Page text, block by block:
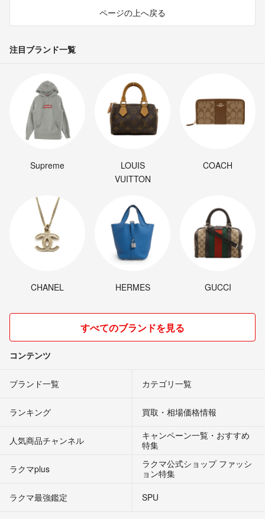
ページの上へ戻る
注目ブランド一覧
Supreme
LOUIS
VUITTON
COACH
CHANEL HERMES GUCCI
すべてのブランドを見る
コンテンツ
ブランド一覧 カテゴリ一覧
ランキング 買取・相場価格情報
人気商品チャンネル
キャンペーン一覧・おすすめ
特集
ラクマplus
ラクマ公式ショップ ファッシ
ョン特集
ラクマ最強鑑定
SPU